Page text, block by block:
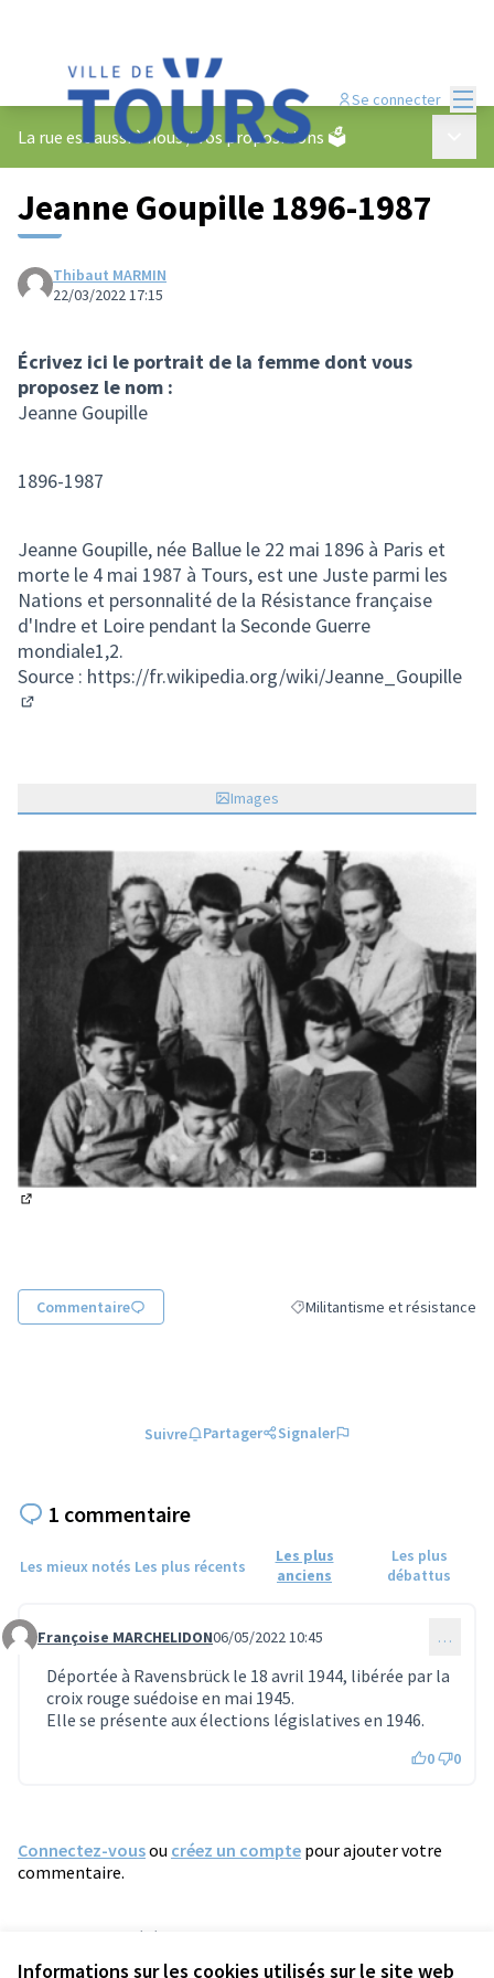
Informations sur les cookies utilisés sur le site web
Se connecter
La rue est aussi à nous/Vos propositions 🗳️
Jeanne Goupille 1896-1987
Thibaut MARMIN
22/03/2022 17:15
Écrivez ici le portrait de la femme dont vous
proposez le nom :
Jeanne Goupille
1896-1987
Jeanne Goupille, née Ballue le 22 mai 1896 à Paris et
morte le 4 mai 1987 à Tours, est une Juste parmi les
Nations et personnalité de la Résistance française
d'Indre et Loire pendant la Seconde Guerre
mondiale1,2.
Source : https://fr.wikipedia.org/wiki/Jeanne_Goupille
Images
Commentaire Filtrer les résultats de la
Militantisme et résistance
Suivre Partager Signaler
1 commentaire
Les mieux notés Les plus récents
Les plus
anciens
Les plus
débattus
Commentaire 732
Françoise MARCHELIDON06/05/2022 10:45 …
Déportée à Ravensbrück le 18 avril 1944, libérée par la
croix rouge suédoise en mai 1945.
Elle se présente aux élections législatives en 1946.
0 0
Connectez-vousou créez un compte pour ajouter votre
commentaire.
Référence : tours-PROP-2022-03-328
voir les autres versions